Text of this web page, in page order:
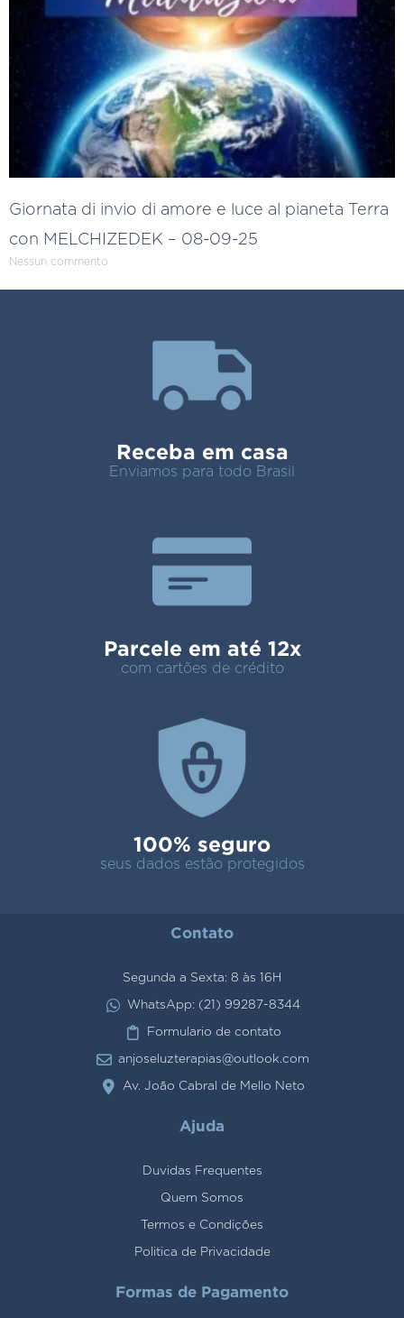
Giornata di invio di amore e luce al pianeta Terra
con MELCHIZEDEK – 08-09-25
Nessun commento
Receba em casa
Enviamos para todo Brasil
Parcele em até 12x
com cartões de crédito
100% seguro
seus dados estão protegidos
Contato
Segunda a Sexta: 8 às 16H
WhatsApp: (21) 99287-8344
Formulario de contato
anjoseluzterapias@outlook.com
Av. João Cabral de Mello Neto
Ajuda
Duvidas Frequentes
Quem Somos
Termos e Condições
Politica de Privacidade
Formas de Pagamento